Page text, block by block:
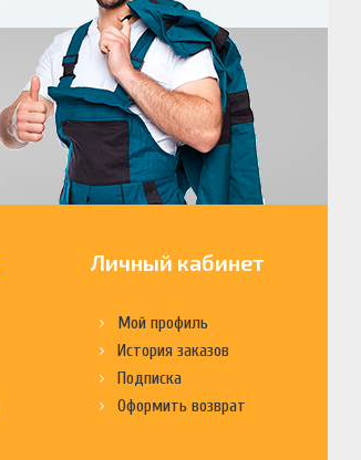
Личный кабинет
Мой профиль
История заказов
Подписка
Оформить возврат